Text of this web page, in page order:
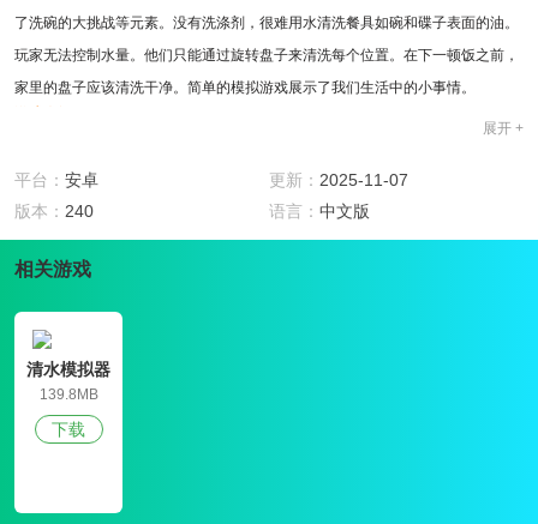
了洗碗的大挑战等元素。没有洗涤剂，很难用水清洗餐具如碗和碟子表面的油。
玩家无法控制水量。他们只能通过旋转盘子来清洗每个位置。在下一顿饭之前，
家里的盘子应该清洗干净。简单的模拟游戏展示了我们生活中的小事情。
2、关卡模式测试玩家做家务的能力，快速洗碗，并获得三星奖励;
3、清水模拟器处理餐具的方式非常有趣，清洗油污的过程给玩家一种减压的感
觉。
游戏特色
你;
3、非常神奇的洗碗方式。冲水的感觉非常令人兴奋，它冲走了你所有的压力，
让你感觉很舒服。
游戏评测
会加快，这很真实，通关的奖励也会增加;
展开 +
平台： 安卓 更新： 2025-11-07
版本： 240 语言： 中文版
相关游戏
清水模拟器
139.8MB
下载